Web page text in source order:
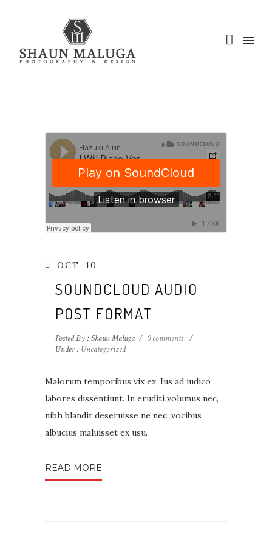
OCT 10
SOUNDCLOUD AUDIO
POST FORMAT
Posted By : Shaun Maluga / 0 comments /
Under : Uncategorized
Malorum temporibus vix ex. Ius ad iudico
labores dissentiunt. In eruditi volumus nec,
nibh blandit deseruisse ne nec, vocibus
albucius maluisset ex usu.
READ MORE